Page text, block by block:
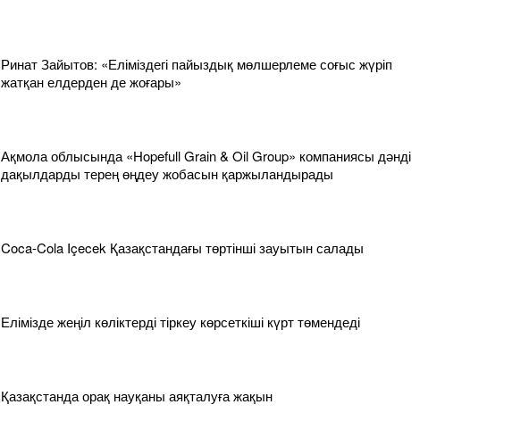
Ринат Зайытов: «Еліміздегі пайыздық мөлшерлеме соғыс жүріп
жатқан елдерден де жоғары»
Ақмола облысында «Hopefull Grain & Oil Group» компаниясы дәнді
дақылдарды терең өңдеу жобасын қаржыландырады
Coca-Cola Içecek Қазақстандағы төртінші зауытын салады
Елімізде жеңіл көліктерді тіркеу көрсеткіші күрт төмендеді
Қазақстанда орақ науқаны аяқталуға жақын